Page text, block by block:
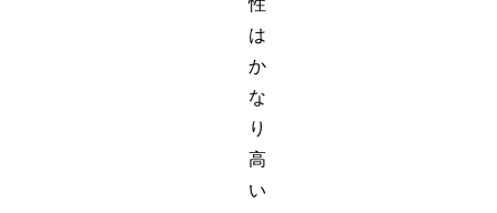
性
は
か
な
り
高
い